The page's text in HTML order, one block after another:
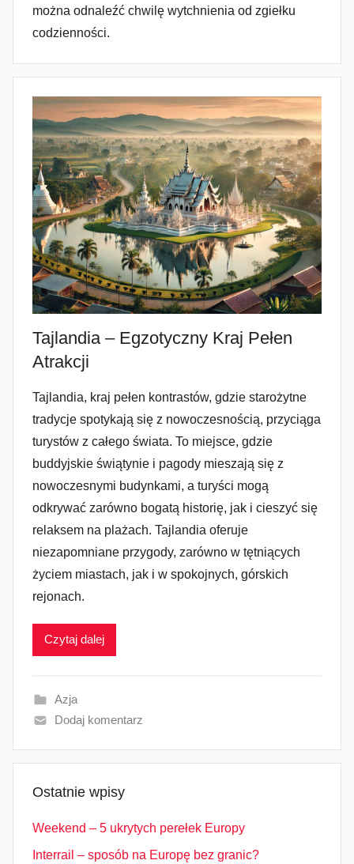
można odnaleźć chwilę wytchnienia od zgiełku
codzienności.
Tajlandia – Egzotyczny Kraj Pełen
Atrakcji
Tajlandia, kraj pełen kontrastów, gdzie starożytne
tradycje spotykają się z nowoczesnością, przyciąga
turystów z całego świata. To miejsce, gdzie
buddyjskie świątynie i pagody mieszają się z
nowoczesnymi budynkami, a turyści mogą
odkrywać zarówno bogatą historię, jak i cieszyć się
relaksem na plażach. Tajlandia oferuje
niezapomniane przygody, zarówno w tętniących
życiem miastach, jak i w spokojnych, górskich
rejonach.
Czytaj dalej
Azja
Dodaj komentarz
Ostatnie wpisy
Weekend – 5 ukrytych perełek Europy
Interrail – sposób na Europę bez granic?